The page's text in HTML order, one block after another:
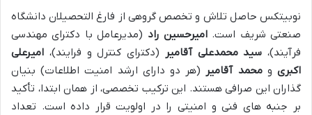
نوبیتکس حاصل تلاش و تخصص گروهی از فارغ التحصیلان دانشگاه
صنعتی شریف است.امیرحسین راد (مدیرعامل با دکترای مهندسی
فرآیند)، سید محمدعلی آقامیر (دکترای کنترل و فرایند)، امیرعلی
اکبریومحمد آقامیر (هر دو دارای ارشد امنیت اطلاعات) بنیان
گذاران این صرافی هستند. این ترکیب تخصصی، از همان ابتدا، تأکید
بر جنبه های فنی و امنیتی را در اولویت قرار داده است. تعداد